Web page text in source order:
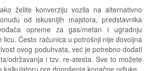
želite konverziju vozila na alternativno
od iskusnijih majstora, predstavnika
opreme za gas/metan i ugradnju
licu. Često računica u potrošnji nije dovoljna
ovog poduhvata, već je potrebno dodati
održavanja i tzv. re-atesta. Sve to možete
kalkulatoru pre donošenja konačne odluke.